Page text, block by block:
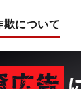
欺について